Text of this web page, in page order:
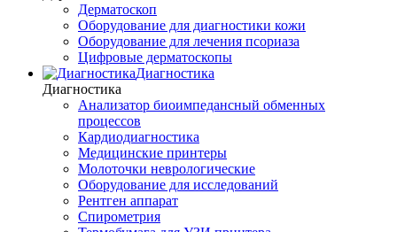
Дерматоскоп
Оборудование для диагностики кожи
Оборудование для лечения псориаза
Цифровые дерматоскопы
Диагностика
Диагностика
Анализатор биоимпедансный обменных
процессов
Кардиодиагностика
Медицинские принтеры
Молоточки неврологические
Оборудование для исследований
Рентген аппарат
Спирометрия